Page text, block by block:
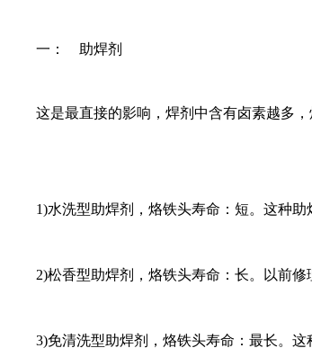
一： 助焊剂
这是最直接的影响，焊剂中含有卤素越多，
1)水洗型助焊剂，烙铁头寿命：短。这种助
2)松香型助焊剂，烙铁头寿命：长。以前修
3)免清洗型助焊剂，烙铁头寿命：最长。这